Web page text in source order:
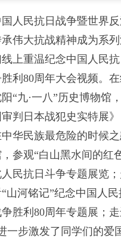
人民抗日战争暨世界
伟大抗战精神成为系
上重温纪念中国人民
利80周年大会视频。
“九·一八”历史博物馆
判日本战犯史实特展》
华民族最危险的时候
参观“白山黑水间的红
民抗日斗争专题展览
山河铭记”纪念中国人
胜利80周年专题展；
一步激发了同学们的爱